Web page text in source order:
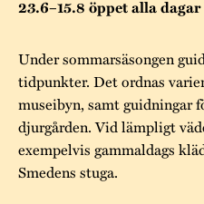
23.6–15.8 öppet alla dagar
Under sommarsäsongen
tidpunkter. Det ordnas
museibyn, samt guidningar
djurgården. Vid lämpligt
exempelvis gammaldags
Smedens stuga.